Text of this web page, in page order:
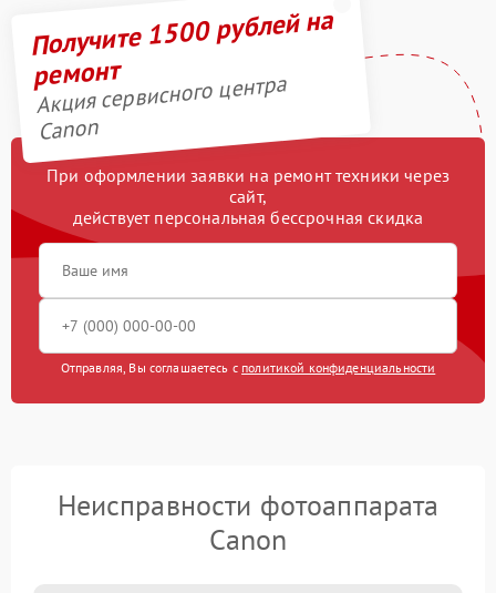
Получите 1500 рублей на
ремонт
Акция сервисного центра
Canon
При оформлении заявки на ремонт техники через
сайт,
действует персональная бессрочная скидка
Отправляя, Вы соглашаетесь с политикой конфиденциальности
Неисправности фотоаппарата
Canon